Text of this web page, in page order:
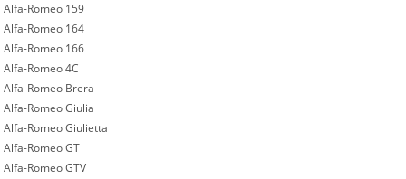
Alfa-Romeo 159
Alfa-Romeo 164
Alfa-Romeo 166
Alfa-Romeo 4C
Alfa-Romeo Brera
Alfa-Romeo Giulia
Alfa-Romeo Giulietta
Alfa-Romeo GT
Alfa-Romeo GTV